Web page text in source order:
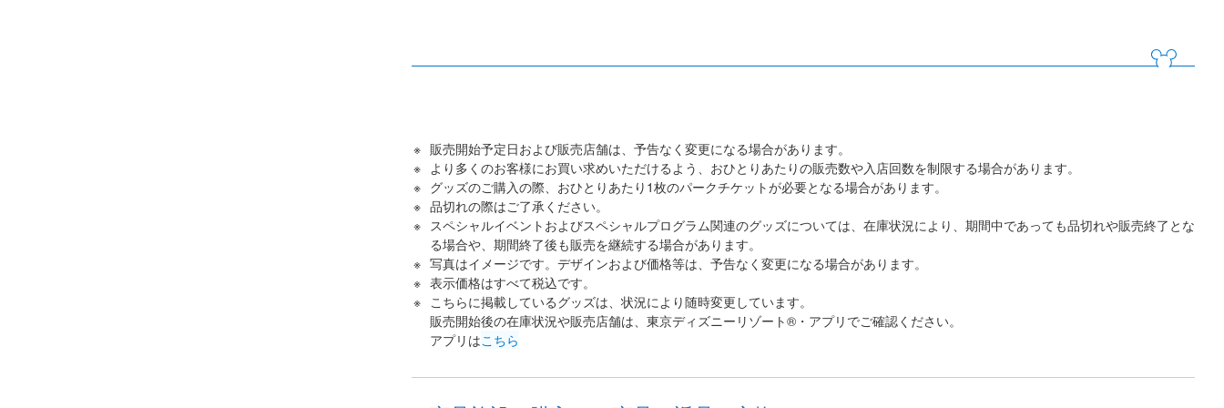
販売開始予定日および販売店舗は、予告なく変更になる場合があります。
より多くのお客様にお買い求めいただけるよう、おひとりあたりの販売数や入店回数を制限する場合があります。
グッズのご購入の際、おひとりあたり1枚のパークチケットが必要となる場合があります。
品切れの際はご了承ください。
スペシャルイベントおよびスペシャルプログラム関連のグッズについては、在庫状況により、期間中であっても品切れや販売終了とな
る場合や、期間終了後も販売を継続する場合があります。
写真はイメージです。デザインおよび価格等は、予告なく変更になる場合があります。
表示価格はすべて税込です。
こちらに掲載しているグッズは、状況により随時変更しています。
販売開始後の在庫状況や販売店舗は、東京ディズニーリゾート®・アプリでご確認ください。
アプリはこちら